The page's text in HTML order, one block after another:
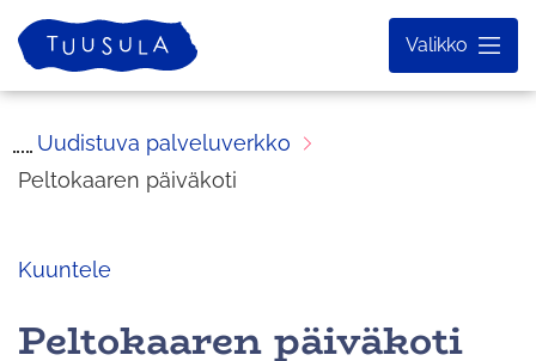
Siirry
sisältöön
Etusivu
Valikko
Uudistuva palveluverkko
Peltokaaren päiväkoti
Kuuntele
Peltokaaren päiväkoti